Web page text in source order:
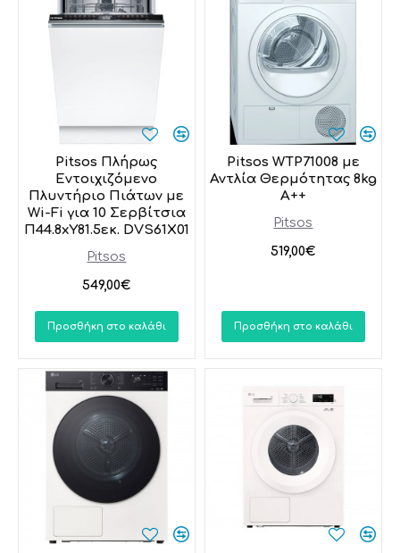
Pitsos
Pitsos Πλήρως
Εντοιχιζόμενο
Πλυντήριο Πιάτων με
Wi-Fi για 10 Σερβίτσια
Π44.8xY81.5εκ. DVS61X01
549,00€
Προσθήκη στο καλάθι
Pitsos
Pitsos WTP71008 με
Αντλία Θερμότητας 8kg
A++
519,00€
Προσθήκη στο καλάθι